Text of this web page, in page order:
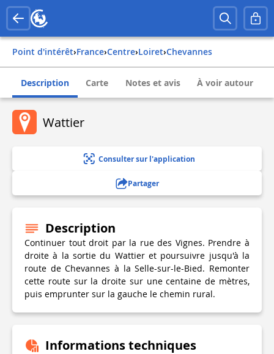
Point d'intérêt› france› centre› loiret› chevannes
Description Carte Notes et avis À voir autour
Wattier
Consulter sur l'application
Partager
Description
Continuer tout droit par la rue des Vignes. Prendre à
droite à la sortie du Wattier et poursuivre jusqu'à la
route de Chevannes à la Selle-sur-le-Bied. Remonter
cette route sur la droite sur une centaine de mètres,
puis emprunter sur la gauche le chemin rural.
Informations techniques